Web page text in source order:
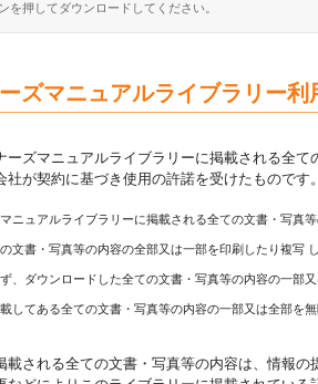
を押してダウンロードしてください。
ズマニュアルライブラリー利
ーズマニュアルライブラリーに掲載される全
社が契約に基づき使用の許諾を受けたもので
ニュアルライブラリーに掲載される全ての文書・写真
文書・写真等の内容の全部又は一部を印刷したり複写
、ダウンロードした全ての文書・写真等の内容の一
してある全ての文書・写真等の内容の一部又は全部を
載される全ての文書・写真等の内容は、情報